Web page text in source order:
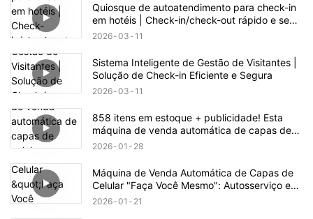
Quiosque de autoatendimento para check-in
em hotéis | Check-in/check-out rápido e sem
contato
2026 03 11
Sistema Inteligente de Gestão de Visitantes |
Solução de Check-in Eficiente e Segura
2026 03 11
858 itens em estoque + publicidade! Esta
máquina de venda automática de capas de
celular esconde uma enorme oportunidade de
2026 01 28
Máquina de Venda Automática de Capas de
Celular "Faça Você Mesmo": Autosserviço e
Fabricação com Um Clique
2026 01 21